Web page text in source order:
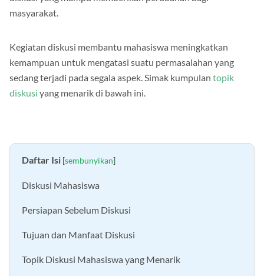
masyarakat.
Kegiatan diskusi membantu mahasiswa meningkatkan
kemampuan untuk mengatasi suatu permasalahan yang
sedang terjadi pada segala aspek. Simak kumpulan topik
diskusi yang menarik di bawah ini.
Daftar Isi [sembunyikan]
Diskusi Mahasiswa
Persiapan Sebelum Diskusi
Tujuan dan Manfaat Diskusi
Topik Diskusi Mahasiswa yang Menarik